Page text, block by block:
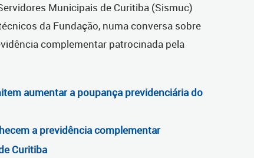
Municipais de Curitiba (Sismuc)
da Fundação, numa conversa sobre
complementar patrocinada pela
aumentar a poupança previdenciária do
a previdência complementar
Curitiba